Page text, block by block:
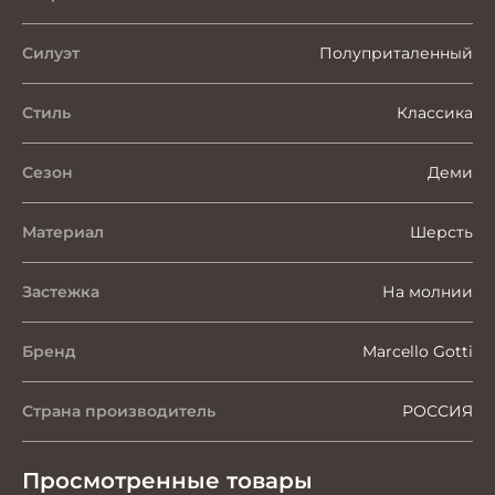
Силуэт Полуприталенный
Стиль Классика
Сезон Деми
Материал Шерсть
Застежка На молнии
Бренд Marcello Gotti
Страна производитель РОССИЯ
Просмотренные товары